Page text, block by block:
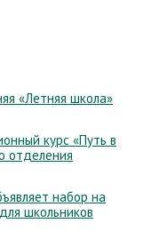
«Летняя школа»
курс «Путь в
отделения
набор на
школьников